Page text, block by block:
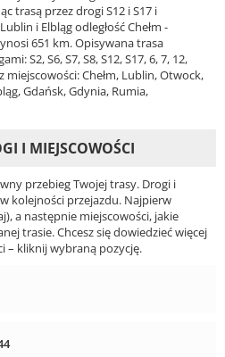
trasą przez drogi S12 i S17 i
i Elbląg odległość Chełm -
651 km. Opisywana trasa
S2, S6, S7, S8, S12, S17, 6, 7, 12,
miejscowości: Chełm, Lublin, Otwock,
Gdańsk, Gdynia, Rumia,
I MIEJSCOWOŚCI
przebieg Twojej trasy. Drogi i
kolejności przejazdu. Najpierw
a następnie miejscowości, jakie
trasie. Chcesz się dowiedzieć więcej
– kliknij wybraną pozycję.